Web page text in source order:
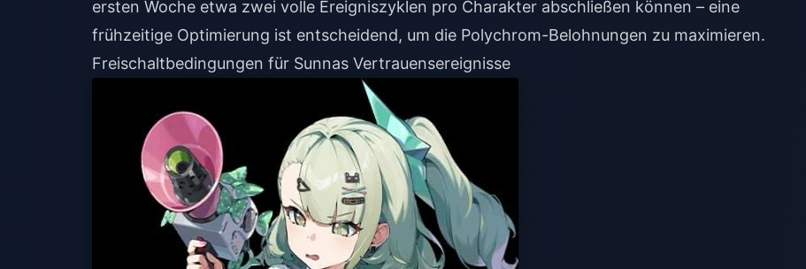
ersten Woche etwa zwei volle Ereigniszyklen pro Charakter abschließen können – eine
frühzeitige Optimierung ist entscheidend, um die Polychrom-Belohnungen zu maximieren.
Freischaltbedingungen für Sunnas Vertrauensereignisse